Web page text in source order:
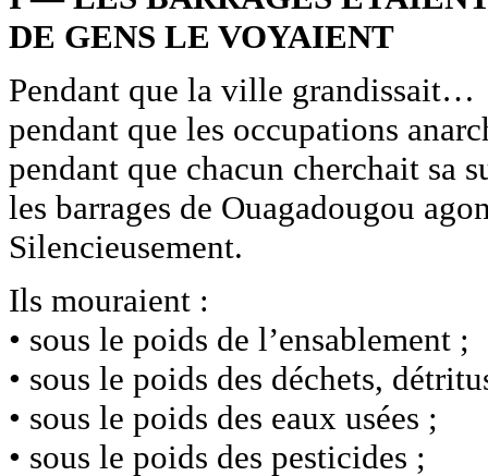
DE GENS LE VOYAIENT
Pendant que la ville grandissait…
pendant que les occupations
pendant que chacun cherchait sa
les barrages de Ouagadougou
Silencieusement.
Ils mouraient :
• sous le poids de l’ensablement ;
• sous le poids des déchets,
• sous le poids des eaux usées ;
• sous le poids des pesticides ;